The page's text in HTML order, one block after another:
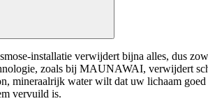
installatie verwijdert bijna alles, dus
zoals bij MAUNAWAI, verwijdert
mineraalrijk water wilt dat uw lichaam
vervuild is.